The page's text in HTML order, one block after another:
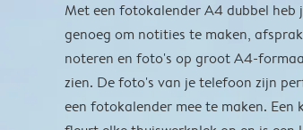
Met een fotokalender A4 dubbel heb
genoeg om notities te maken,
noteren en foto's op groot A4-
zien. De foto's van je telefoon zijn
een fotokalender mee te maken. Een